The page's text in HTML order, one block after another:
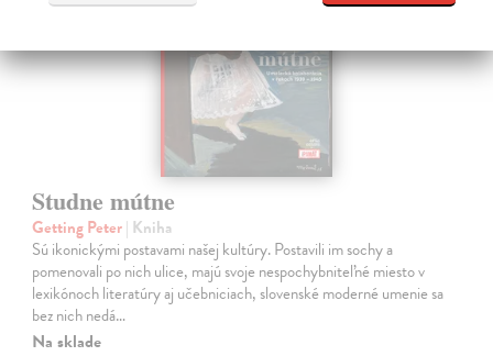
Studne mútne
Getting Peter| Kniha
Sú ikonickými postavami našej kultúry. Postavili im sochy a
pomenovali po nich ulice, majú svoje nespochybniteľné miesto v
lexikónoch literatúry aj učebniciach, slovenské moderné umenie sa
bez nich nedá…
Na sklade